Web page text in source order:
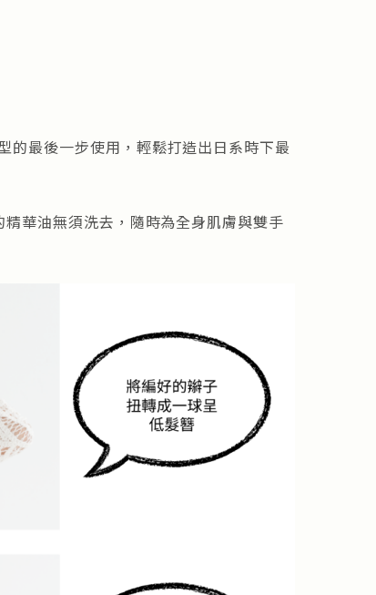
的最後一步使用，輕鬆打造出日系時下最
華油無須洗去，隨時為全身肌膚與雙手